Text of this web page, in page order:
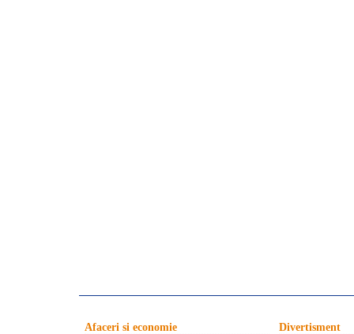
Afaceri si economie Divertisment